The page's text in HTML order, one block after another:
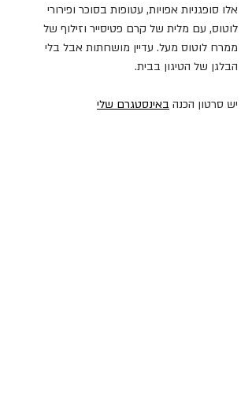
אלו סופגניות אפויות, עטופות בסוכר ופירורי
לוטוס, עם מלית של קרם פטיסייר וזילוף של
ממרח לוטוס מעל. עדיין מושחתות אבל בלי
הבלגן של הטיגון בבית.
יש סרטון הכנה באינסטגרם שלי